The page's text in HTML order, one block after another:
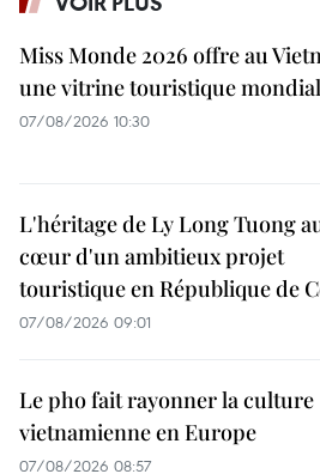
Miss Monde 2026 offre au
une vitrine touristique
07/08/2026 10:30
L'héritage de Ly Long Tuong
cœur d'un ambitieux projet
touristique en République de
07/08/2026 09:01
Le pho fait rayonner la culture
vietnamienne en Europe
07/08/2026 08:57